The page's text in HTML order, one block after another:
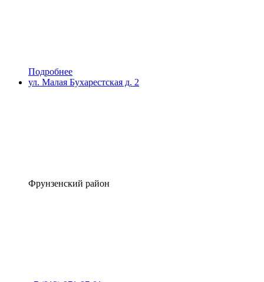
Подробнее
ул. Малая Бухарестская д. 2
Фрунзенский район